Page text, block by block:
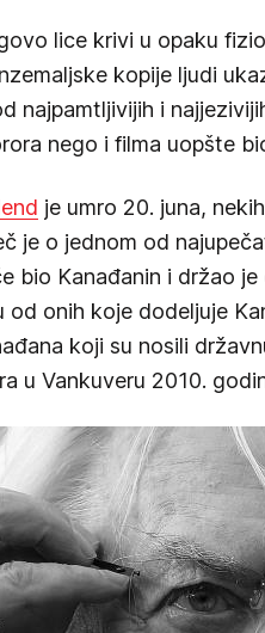
lice krivi u opaku
kopije ljudi
najpamtljivijih i
nego i filma uopšte
je umro 20. juna,
je o jednom od
bio Kanađanin i držao
od onih koje dodeljuje
koji su nosili
u Vankuveru 2010.